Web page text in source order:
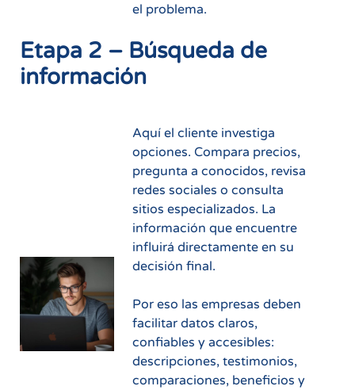
el problema.
Etapa 2 – Búsqueda de
información
Aquí el cliente investiga
opciones. Compara precios,
pregunta a conocidos, revisa
redes sociales o consulta
sitios especializados. La
información que encuentre
influirá directamente en su
decisión final.
Por eso las empresas deben
facilitar datos claros,
confiables y accesibles:
descripciones, testimonios,
comparaciones, beneficios y